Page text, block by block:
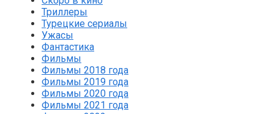
Триллеры
Турецкие сериалы
Ужасы
Фантастика
Фильмы
Фильмы 2018 года
Фильмы 2019 года
Фильмы 2020 года
Фильмы 2021 года